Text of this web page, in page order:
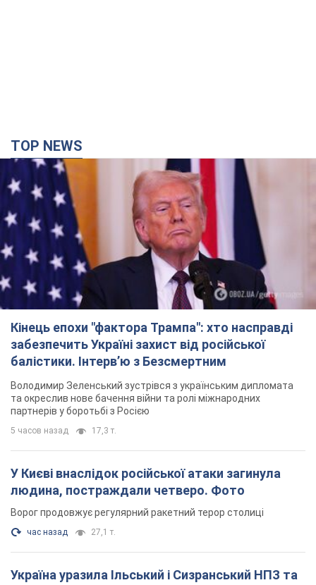
TOP NEWS
Кінець епохи "фактора Трампа": хто насправді
забезпечить Україні захист від російської
балістики. Інтерв’ю з Безсмертним
Володимир Зеленський зустрівся з українським дипломата
та окреслив нове бачення війни та ролі міжнародних
партнерів у боротьбі з Росією
5 часов назад 17,3 т.
У Києві внаслідок російської атаки загинула
людина, постраждали четверо. Фото
Ворог продовжує регулярний ракетний терор столиці
час назад 27,1 т.
Україна уразила Ільський і Сизранський НПЗ та